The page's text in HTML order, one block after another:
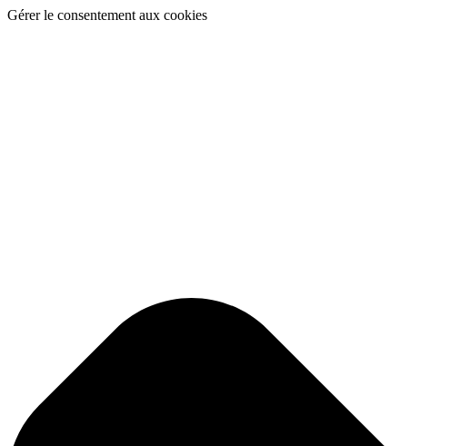
Gérer le consentement aux cookies